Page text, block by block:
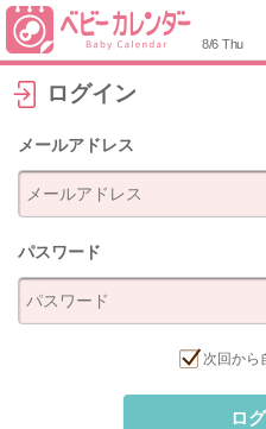
8/6 Thu
ログイン
メールアドレス
パスワード
次回から
ロ